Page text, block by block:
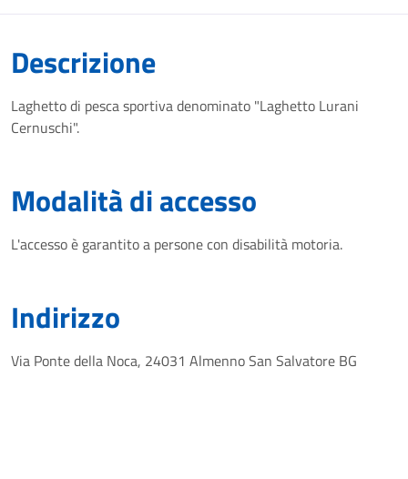
Descrizione
Laghetto di pesca sportiva denominato "Laghetto Lurani
Cernuschi".
Modalità di accesso
L'accesso è garantito a persone con disabilità motoria.
Indirizzo
Via Ponte della Noca, 24031 Almenno San Salvatore BG